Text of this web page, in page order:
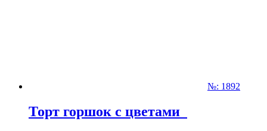
№: 1892
Торт горшок с цветами